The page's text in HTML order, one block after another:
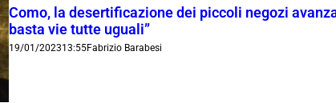
Como, la desertificazione dei piccoli negozi
basta vie tutte uguali”
19/01/202313:55Fabrizio Barabesi